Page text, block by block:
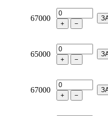
67000
+ −
65000
+ −
67000
+ −